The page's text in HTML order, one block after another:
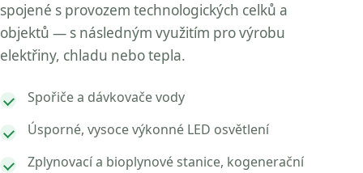
spojené s provozem technologických celků a
objektů — s následným využitím pro výrobu
elektřiny, chladu nebo tepla.
Spořiče a dávkovače vody
Úsporné, vysoce výkonné LED osvětlení
Zplynovací a bioplynové stanice, kogenerační